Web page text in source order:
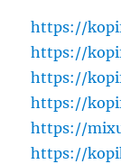
https://
https://
https://
https://
https://
https://